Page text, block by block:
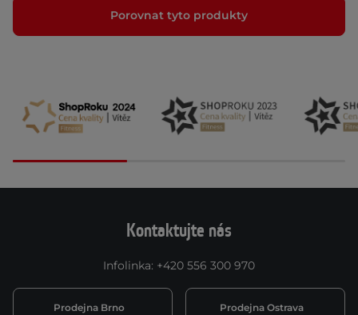
Porovnat tyto produkty
Kontaktujte nás
Infolinka: +420 556 300 970
Prodejna Brno Prodejna Ostrava